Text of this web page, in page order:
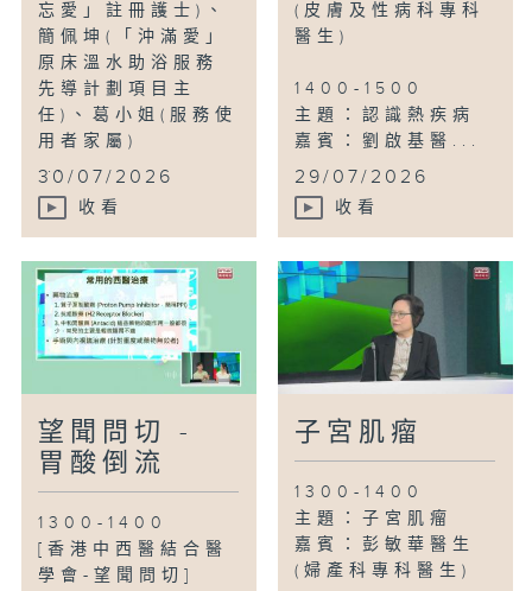
忘愛」註冊護士)、
簡佩坤(「沖滿愛」
原床溫水助浴服務
先導計劃項目主
任)、葛小姐(服務使
用者家屬)
...
30/07/2026
收看
(皮膚及性病科專科
醫生)
1400-1500
主題：認識熱疾病
嘉賓：劉啟基醫...
29/07/2026
收看
望聞問切 -
胃酸倒流
1300-1400
[香港中西醫結合醫
學會-望聞問切]
子宮肌瘤
1300-1400
主題：子宮肌瘤
嘉賓：彭敏華醫生
(婦產科專科醫生)